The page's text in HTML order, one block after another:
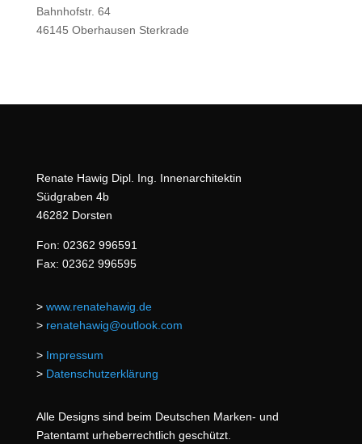
Bahnhofstr. 64
46145 Oberhausen Sterkrade
Renate Hawig Dipl. Ing. Innenarchitektin
Südgraben 4b
46282 Dorsten
Fon: 02362 996591
Fax: 02362 996595
> www.renatehawig.de
> renatehawig@outlook.com
> Impressum
> Datenschutzerklärung
Alle Designs sind beim Deutschen Marken- und
Patentamt urheberrechtlich geschützt.